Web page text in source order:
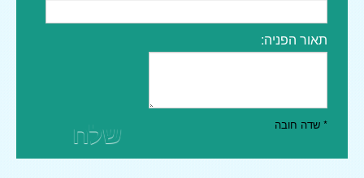
תאור הפניה:
שלח * שדה חובה